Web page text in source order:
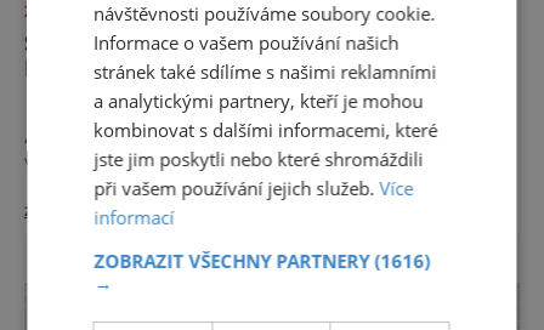
ZAJÍMAVOSTI
SLÁVA PIEŠŤANSKÉHO BAHNA
PŘESÁHLA HRANICE EVROPY
Lidé se sem jezdí léčit už celých 200 let.
A mnoho z těch, kdo Piešťany okusili, se
vrací. Nejenže prospějí svému zdraví, ale užijí
si tu i bohatý společenský život. Když se
řekne slovenské lázně, Piešťany bývají první
divu. Město rozprostřené na březích řeky
Váhu je proslulé termálními prameny
zobrazit více >>
návštěvnosti používáme soubory cookie.
Informace o vašem používání našich
stránek také sdílíme s našimi reklamními
a analytickými partnery, kteří je mohou
kombinovat s dalšími informacemi, které
jste jim poskytli nebo které shromáždili
při vašem používání jejich služeb.Více
informací
ZOBRAZIT VŠECHNY PARTNERY(1616)
→